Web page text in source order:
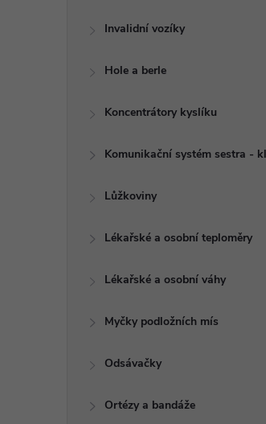
Invalidní vozíky
Hole a berle
Koncentrátory kyslíku
Komunikační systém sestra -
Lůžkoviny
Lékařské a osobní teploměry
Lékařské a osobní váhy
Myčky podložních mís
Odsávačky
Ortézy a bandáže